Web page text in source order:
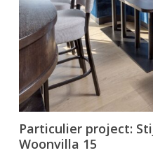
Particulier project:
Woonvilla 15